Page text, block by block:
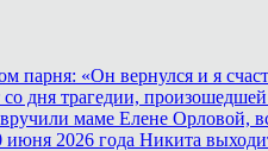
парня: «Он вернулся и я
со дня трагедии,
маме Елене Орловой,
июня 2026 года Никита